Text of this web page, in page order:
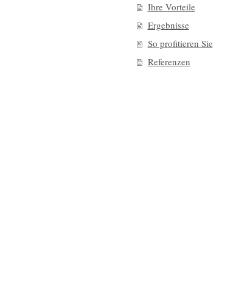
Ihre Vorteile
Ergebnisse
So profitieren Sie
Referenzen